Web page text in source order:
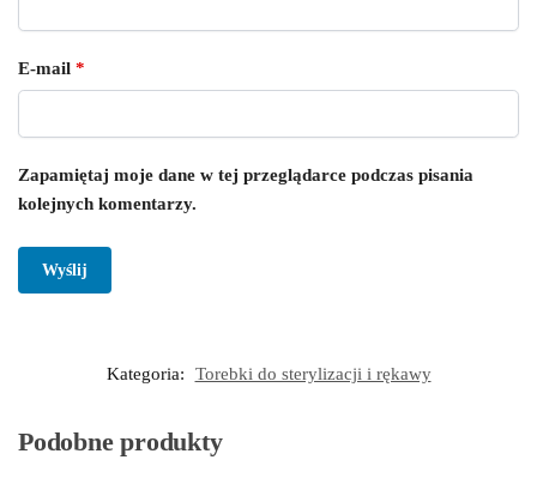
E-mail *
Zapamiętaj moje dane w tej przeglądarce podczas pisania
kolejnych komentarzy.
Kategoria: Torebki do sterylizacji i rękawy
Podobne produkty